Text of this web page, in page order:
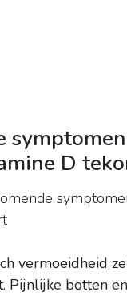
D
vermoeidheid
Pijnlijke botten